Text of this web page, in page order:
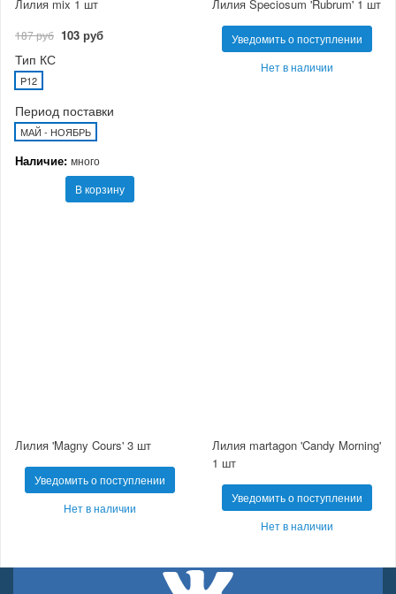
Лилия mix 1 шт
187 руб 103 руб
Тип КС
P12
Период поставки
МАЙ - НОЯБРЬ
Наличие: много
В корзину
Лилия Speciosum 'Rubrum' 1 шт
Уведомить о поступлении
Нет в наличии
Лилия 'Magny Cours' 3 шт
Уведомить о поступлении
Нет в наличии
Лилия martagon 'Candy Morning'
1 шт
Уведомить о поступлении
Нет в наличии